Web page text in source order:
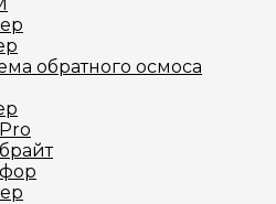
обратного осмоса